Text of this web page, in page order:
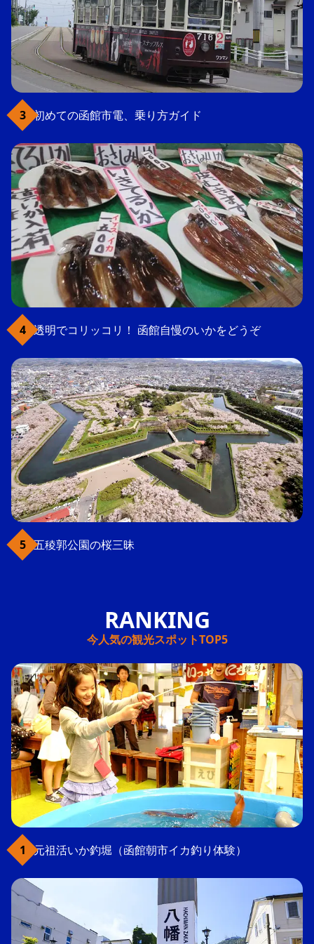
初めての函館市電、乗り方ガイド
透明でコリッコリ！ 函館自慢のいかをどうぞ
五稜郭公園の桜三昧
今人気の観光スポットTOP5
元祖活いか釣堀（函館朝市イカ釣り体験）